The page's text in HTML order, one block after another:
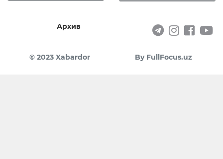
Архив
© 2023 Xabardor By FullFocus.uz